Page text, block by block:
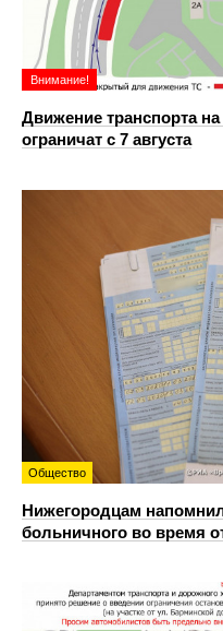
Внимание!
Движение транспорта
ограничат с 7 августа
Общество
Нижегородцам
больничного во время